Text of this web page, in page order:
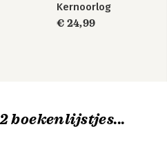
Kernoorlog
€ 24,99
boekenlijstjes...